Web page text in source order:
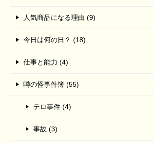
人気商品になる理由 (9)
今日は何の日？ (18)
仕事と能力 (4)
噂の怪事件簿 (55)
テロ事件 (4)
事故 (3)